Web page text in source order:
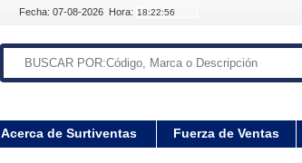
Fecha: 07-08-2026 Hora:
Acerca de Surtiventas Fuerza de Ventas